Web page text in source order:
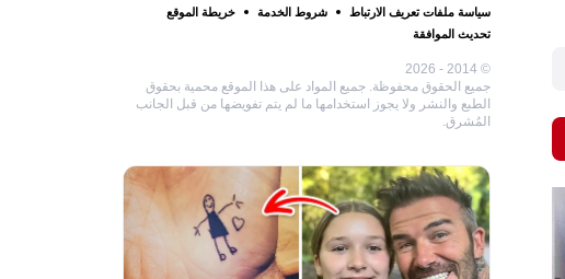
سياسة ملفات تعريف الارتباط
شروط الخدمة
خريطة الموقع
تحديث الموافقة
© 2014 - 2026
جميع الحقوق محفوظة. جميع المواد على هذا الموقع محمية بحقوق
الطبع والنشر ولا يجوز استخدامها ما لم يتم تفويضها من قبل الجانب
المُشرق.